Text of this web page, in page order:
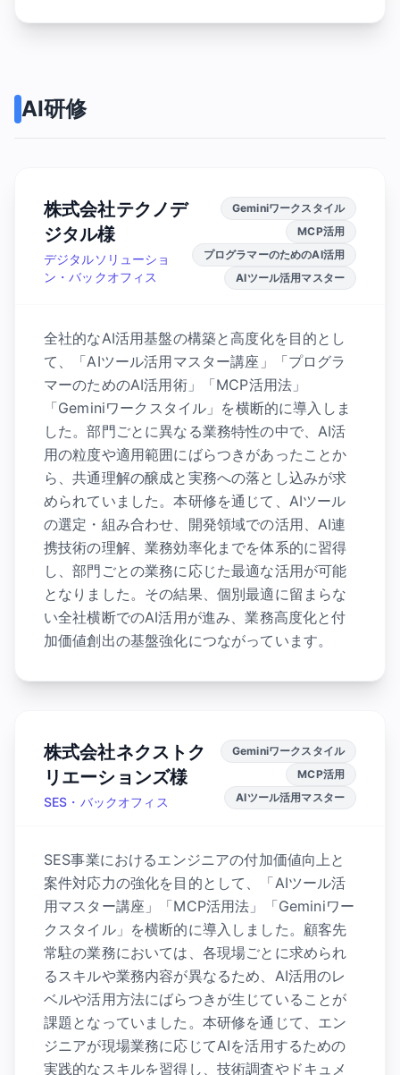
AI研修
株式会社テクノデ
ジタル様
デジタルソリューショ
ン・バックオフィス
Geminiワークスタイル
MCP活用
プログラマーのためのAI活用
AIツール活用マスター
全社的なAI活用基盤の構築と高度化を目的とし
て、「AIツール活用マスター講座」「プログラ
マーのためのAI活用術」「MCP活用法」
「Geminiワークスタイル」を横断的に導入しま
した。部門ごとに異なる業務特性の中で、AI活
用の粒度や適用範囲にばらつきがあったことか
ら、共通理解の醸成と実務への落とし込みが求
められていました。本研修を通じて、AIツール
の選定・組み合わせ、開発領域での活用、AI連
携技術の理解、業務効率化までを体系的に習得
し、部門ごとの業務に応じた最適な活用が可能
となりました。その結果、個別最適に留まらな
い全社横断でのAI活用が進み、業務高度化と付
加価値創出の基盤強化につながっています。
株式会社ネクストク
リエーションズ様
SES・バックオフィス
Geminiワークスタイル
MCP活用
AIツール活用マスター
SES事業におけるエンジニアの付加価値向上と
案件対応力の強化を目的として、「AIツール活
用マスター講座」「MCP活用法」「Geminiワー
クスタイル」を横断的に導入しました。顧客先
常駐の業務においては、各現場ごとに求められ
るスキルや業務内容が異なるため、AI活用のレ
ベルや活用方法にばらつきが生じていることが
課題となっていました。本研修を通じて、エン
ジニアが現場業務に応じてAIを活用するための
実践的なスキルを習得し、技術調査やドキュメ